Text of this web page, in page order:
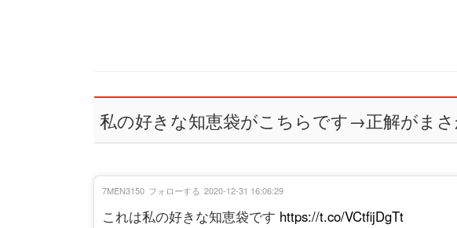
私の好きな知恵袋がこちらです→正解がま
これは私の好きな知恵袋です https://t.co/VCtfijDgTt
7MEN3150 フォローする 2020-12-31 16:06:29